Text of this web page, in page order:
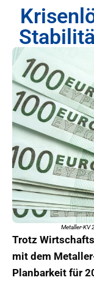
Metaller-KV
Trotz
mit dem
Planbarkeit für